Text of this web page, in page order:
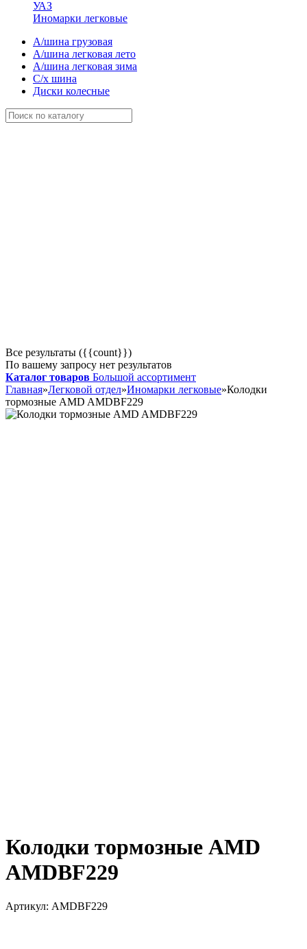
УАЗ
Иномарки легковые
А/шина грузовая
А/шина легковая лето
А/шина легковая зима
С/х шина
Диски колесные
Все результаты ({{count}})
По вашему запросу нет результатов
Каталог товаров Большой ассортимент
Главная»Легковой отдел»Иномарки легковые»Колодки
тормозные AMD AMDBF229
Колодки тормозные AMD
AMDBF229
Артикул: AMDBF229